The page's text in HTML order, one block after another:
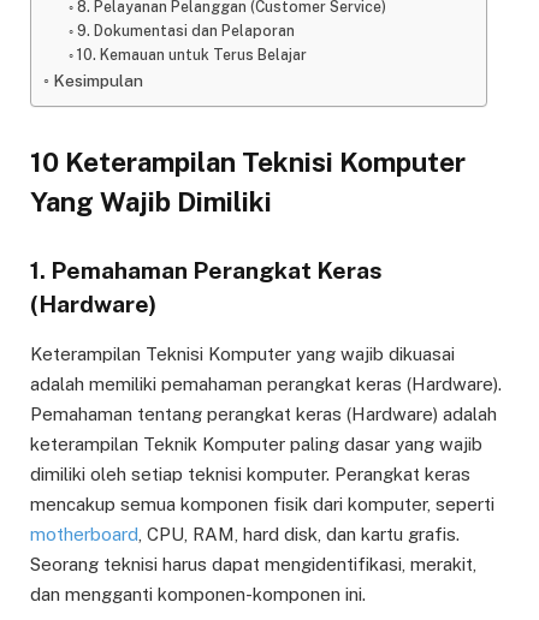
8. Pelayanan Pelanggan (Customer Service)
9. Dokumentasi dan Pelaporan
10. Kemauan untuk Terus Belajar
Kesimpulan
10 Keterampilan Teknisi Komputer
Yang Wajib Dimiliki
1. Pemahaman Perangkat Keras
(Hardware)
Keterampilan Teknisi Komputer yang wajib dikuasai
adalah memiliki pemahaman perangkat keras (Hardware).
Pemahaman tentang perangkat keras (Hardware) adalah
keterampilan Teknik Komputer paling dasar yang wajib
dimiliki oleh setiap teknisi komputer. Perangkat keras
mencakup semua komponen fisik dari komputer, seperti
motherboard , CPU, RAM, hard disk, dan kartu grafis.
Seorang teknisi harus dapat mengidentifikasi, merakit,
dan mengganti komponen-komponen ini.